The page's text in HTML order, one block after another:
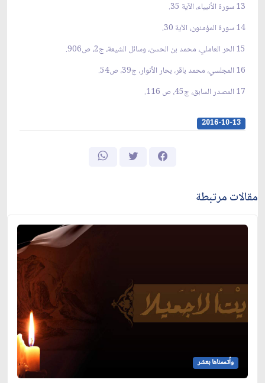
13 سورة الأنبياء، الآية 35.
14 سورة المؤمنون، الآية 30.
15 الحر العاملي، محمد بن الحسن، وسائل الشيعة، ج2، ص906.
16 المجلسي، محمد باقر، بحار الأنوار، ج39، ص54.
17 المصدر السابق، ج45، ص 116.
2016-10-13
مقالات مرتبطة
وأتممناها بعشر